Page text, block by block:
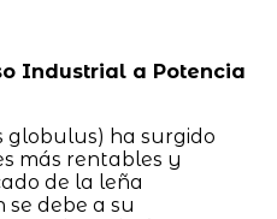
Industrial a Potencia
globulus) ha surgido
más rentables y
de la leña
se debe a su